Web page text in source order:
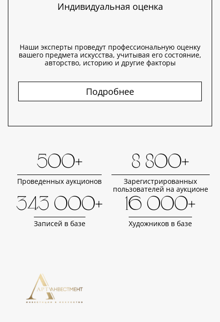
Индивидуальная оценка
Наши эксперты проведут профессиональную оценку
вашего предмета искусства, учитывая его состояние,
авторство, историю и другие факторы
Подробнее
500+
Проведенных аукционов
8 800+
Зарегистрированных
пользователей на аукционе
343 000+
Записей в базе
16 000+
Художников в базе